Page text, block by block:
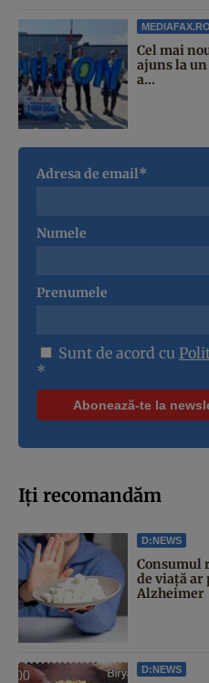
MEDIAFAX.RO
Cel mai
ajuns la
a...
Adresa de email*
Numele
Prenumele
Sunt de acord cu
*
Iți recomandăm
D:NEWS
Consumul
de viață ar
Alzheimer
D:NEWS